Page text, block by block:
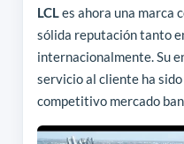
LCLes ahora una marca
sólida reputación tanto
internacionalmente. Su
servicio al cliente ha
competitivo mercado